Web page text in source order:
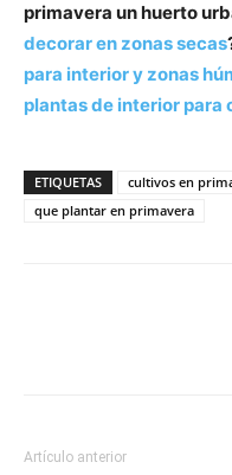
primavera un huerto
decorar en zonas secas
para interior y zonas
plantas de interior para
ETIQUETAS cultivos en
que plantar en primavera
Artículo anterior